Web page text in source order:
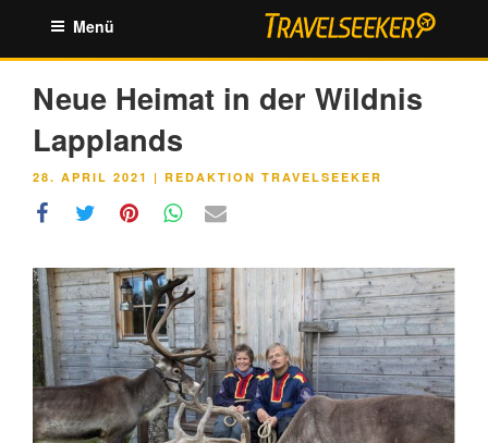
springen
Menü
Neue Heimat in der Wildnis
Lapplands
VERÖFFENTLICHT
28. APRIL 2021 | REDAKTION TRAVELSEEKER